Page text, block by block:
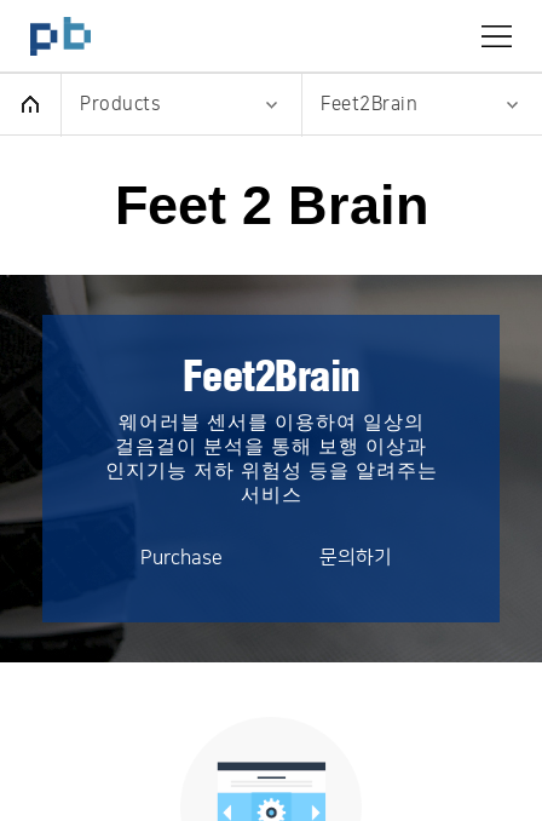
Products Feet2Brain
Feet 2 Brain
Feet2Brain
웨어러블 센서를 이용하여 일상의
걸음걸이 분석을 통해
보행 이상과
인지기능 저하 위험성 등을 알려주는
서비스
Purchase 문의하기